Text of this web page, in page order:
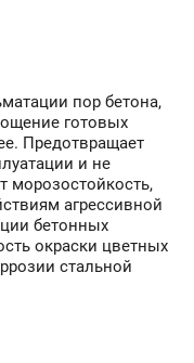
пор бетона,
готовых
Предотвращает
и не
морозостойкость,
агрессивной
бетонных
окраски цветных
стальной